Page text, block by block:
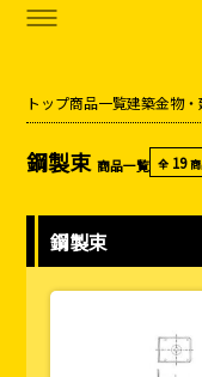
カタログ
お知らせ
ブログ
トップ商品一覧建築金物
鋼製束 商品一覧 全 19
鋼製束